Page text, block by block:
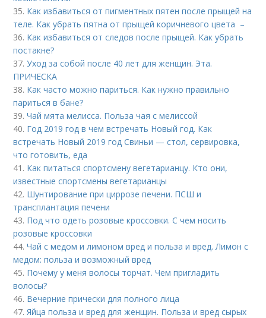
35. Как избавиться от пигментных пятен после прыщей на
теле. Как убрать пятна от прыщей коричневого цвета –
36. Как избавиться от следов после прыщей. Как убрать
постакне?
37.Уход за собой после 40 лет для женщин. Эта.
ПРИЧЕСКА
38. Как часто можно париться. Как нужно правильно
париться в бане?
39.Чай мята мелисса. Польза чая с мелиссой
40. Год 2019 год в чем встречать Новый год. Как
встречать Новый 2019 год Свиньи — стол, сервировка,
что готовить, еда
41. Как питаться спортсмену вегетарианцу. Кто они,
известные спортсмены вегетарианцы
42. Шунтирование при циррозе печени. ПСШ и
трансплантация печени
43. Под что одеть розовые кроссовки. С чем носить
розовые кроссовки
44.Чай с медом и лимоном вред и польза и вред. Лимон с
медом: польза и возможный вред
45. Почему у меня волосы торчат. Чем пригладить
волосы?
46. Вечерние прически для полного лица
47.Яйца польза и вред для женщин. Польза и вред сырых